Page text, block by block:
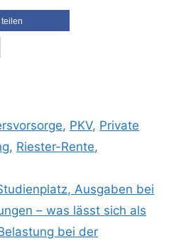
teilen
, PKV, Private
, Riester-Rente,
Ausgaben bei
– was lässt sich als
bei der